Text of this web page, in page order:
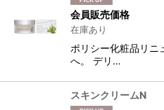
会員販売価格
在庫あり
ポリシー化粧品リニ
へ。 デリ…
スキンクリームN